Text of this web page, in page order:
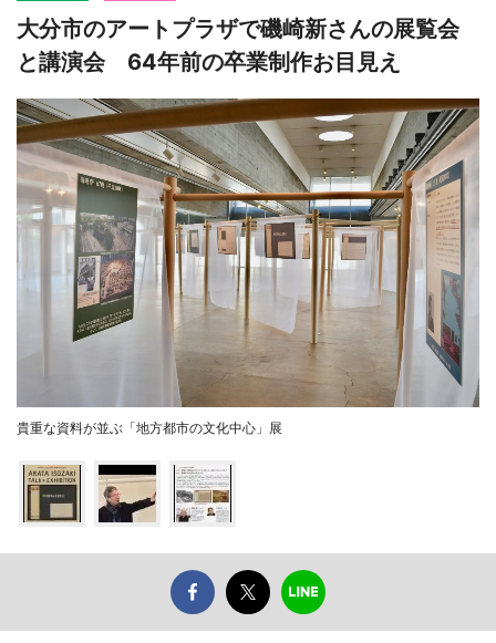
大分市のアートプラザで磯崎新さんの展覧会
と講演会 64年前の卒業制作お目見え
貴重な資料が並ぶ「地方都市の文化中心」展